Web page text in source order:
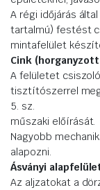
A régi időjárás
tartalmú) festést
mintafelület
Cink
A felületet
tisztítószerrel
5. sz.
műszaki előírását.
Nagyobb
alapozni.
Ásványi
Az aljzatokat a